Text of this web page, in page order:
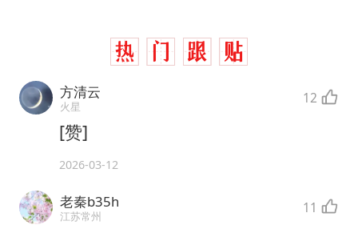
方清云
火星 12
[赞]
2026-03-12
老秦b35h
江苏常州 11